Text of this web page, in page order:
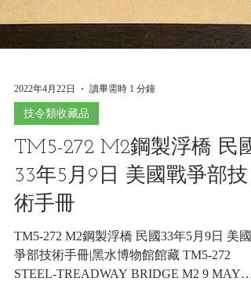
2022年4月22日 讀畢需時 1 分鐘
技令類收藏品
TM5-272 M2鋼製浮橋 民國
33年5月9日 美國戰爭部技